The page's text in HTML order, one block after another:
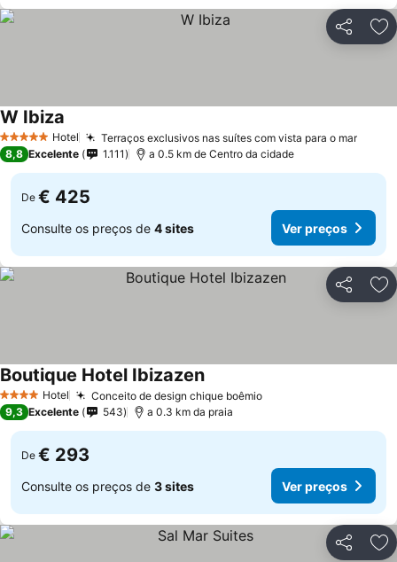
Partilhar
5 Estrelas Hotel Terraços exclusivos nas suítes com vista para o marVer
W Ibiza
8,8 Excelente 1.111 a 0.5 km de Centro da cidade
De € 425
Consulte os preços de 4 sites Ver preços
Partilhar
4 EstrelasHotel Conceito de design chique boêmioVer preços
Boutique Hotel IbizazenVer preços
9,3 Excelente 543 a 0.3 km da praia
De € 293
Consulte os preços de 3 sites Ver preços
Partilhar